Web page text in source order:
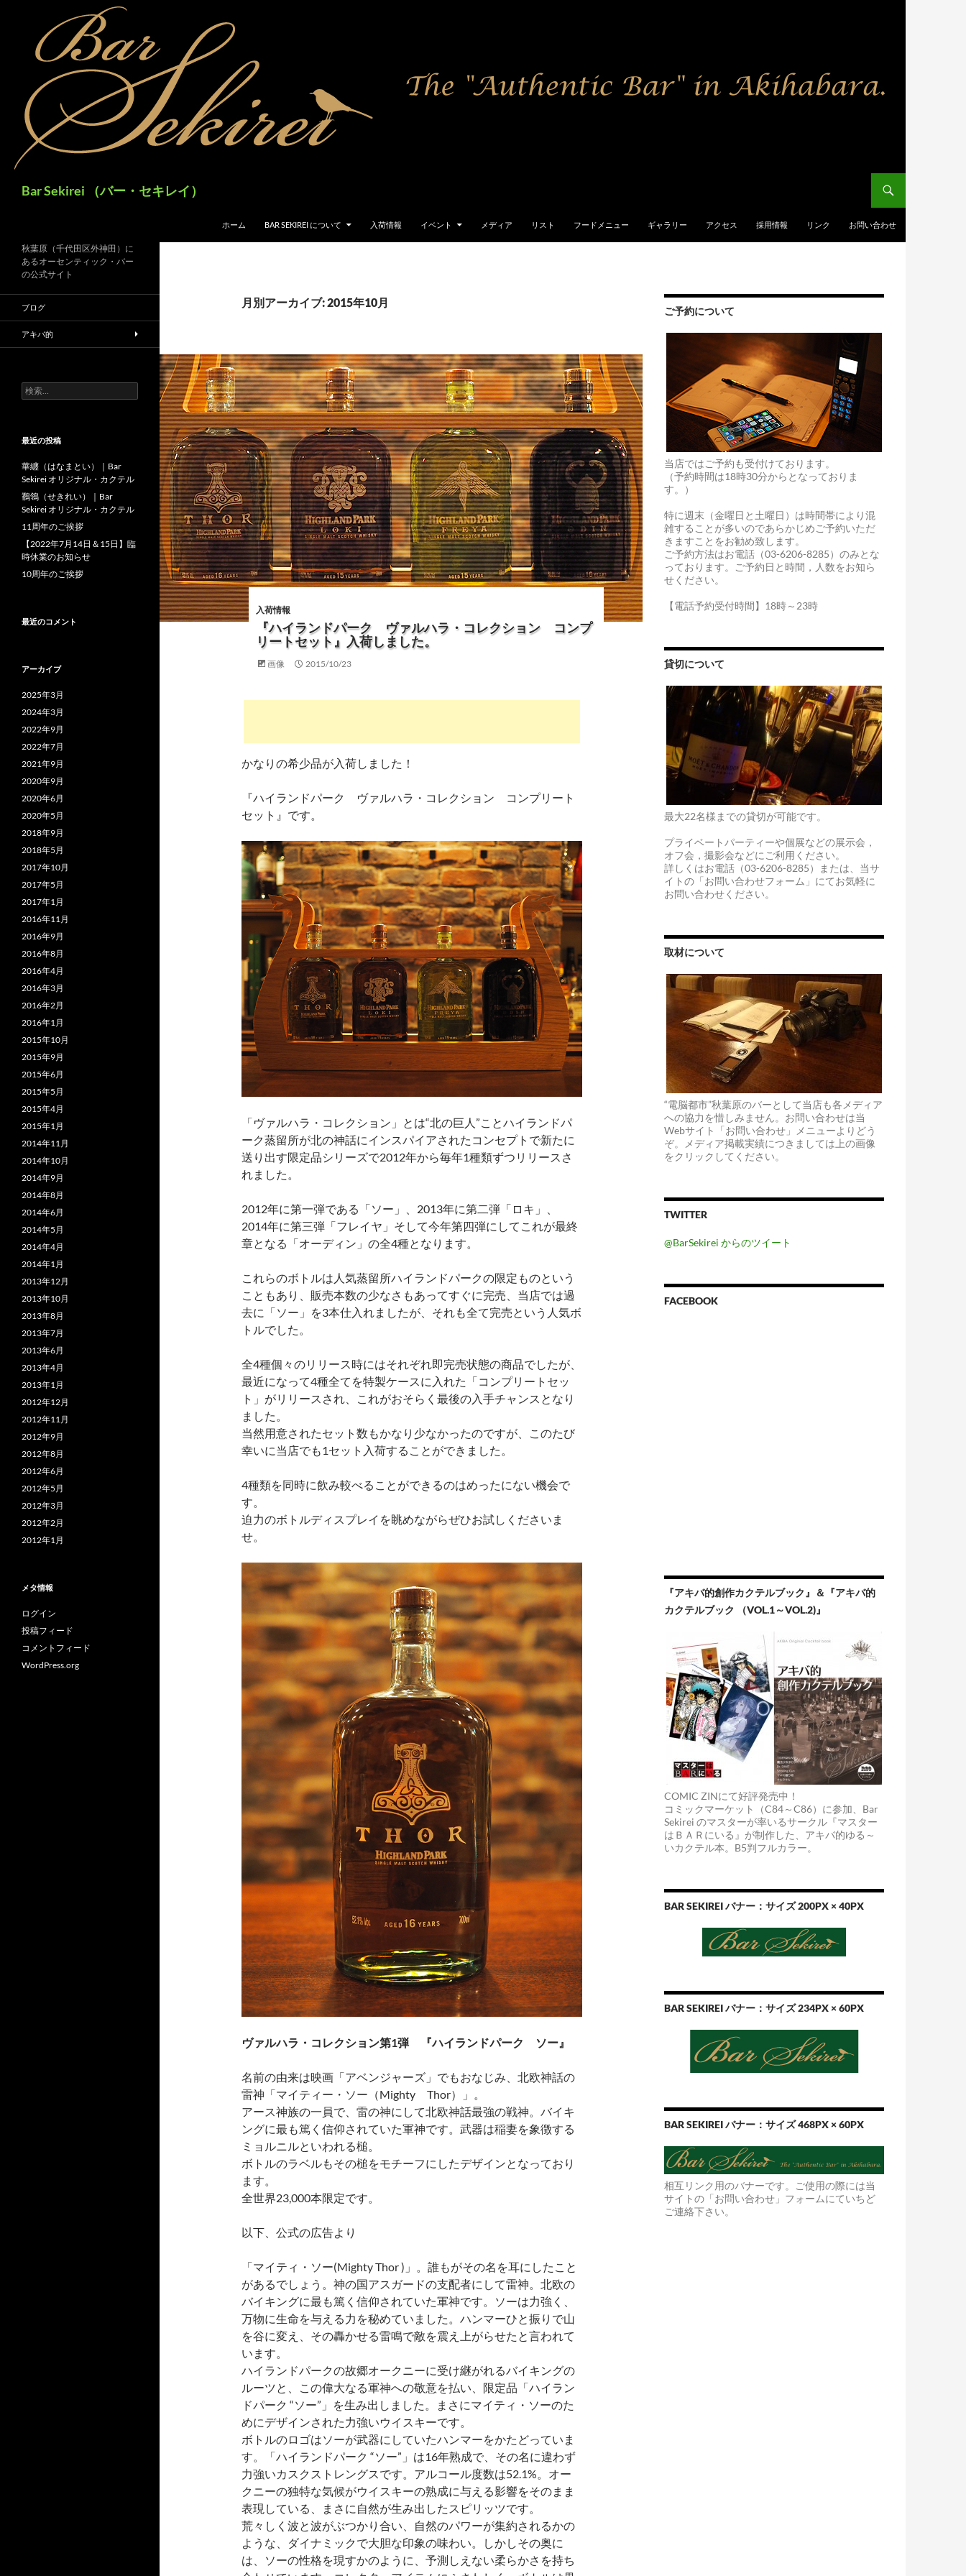
Bar Sekirei （バー・セキレイ）
ホーム
BAR SEKIREI について 入荷情報 イベント メディア リスト フードメニュー ギャラリー アクセス 採用情報 リンク お問い合わせ
月別アーカイブ: 2015年10月
入荷情報
『ハイランドパーク ヴァルハラ・コレクション コンプ
リートセット』入荷しました。
画像 2015/10/23
かなりの希少品が入荷しました！
『ハイランドパーク ヴァルハラ・コレクション コンプリート
セット』です。
「ヴァルハラ・コレクション」とは“北の巨人”ことハイランドパ
ーク蒸留所が北の神話にインスパイアされたコンセプトで新たに
送り出す限定品シリーズで2012年から毎年1種類ずつリリースさ
れました。
2012年に第一弾である「ソー」、2013年に第二弾「ロキ」、
2014年に第三弾「フレイヤ」そして今年第四弾にしてこれが最終
章となる「オーディン」の全4種となります。
これらのボトルは人気蒸留所ハイランドパークの限定ものという
こともあり、販売本数の少なさもあってすぐに完売、当店では過
去に「ソー」を3本仕入れましたが、それも全て完売という人気ボ
トルでした。
全4種個々のリリース時にはそれぞれ即完売状態の商品でしたが、
最近になって4種全てを特製ケースに入れた「コンプリートセッ
ト」がリリースされ、これがおそらく最後の入手チャンスとなり
ました。
当然用意されたセット数もかなり少なかったのですが、このたび
幸いに当店でも1セット入荷することができました。
4種類を同時に飲み較べることができるのはめったにない機会で
す。
迫力のボトルディスプレイを眺めながらぜひお試しくださいま
せ。
ヴァルハラ・コレクション第1弾 『ハイランドパーク ソー』
名前の由来は映画「アベンジャーズ」でもおなじみ、北欧神話の
雷神「マイティー・ソー（Mighty Thor）」。
アース神族の一員で、雷の神にして北欧神話最強の戦神。バイキ
ングに最も篤く信仰されていた軍神です。武器は稲妻を象徴する
ミョルニルといわれる槌。
ボトルのラベルもその槌をモチーフにしたデザインとなっており
ます。
全世界23,000本限定です。
以下、公式の広告より
「マイティ・ソー(Mighty Thor )」。誰もがその名を耳にしたこと
があるでしょう。神の国アスガードの支配者にして雷神。北欧の
バイキングに最も篤く信仰されていた軍神です。ソーは力強く、
万物に生命を与える力を秘めていました。ハンマーひと振りで山
を谷に変え、その轟かせる雷鳴で敵を震え上がらせたと言われて
います。
ハイランドパークの故郷オークニーに受け継がれるバイキングの
ルーツと、この偉大なる軍神への敬意を払い、限定品「ハイラン
ドパーク “ソー”」を生み出しました。まさにマイティ・ソーのた
めにデザインされた力強いウイスキーです。
ボトルのロゴはソーが武器にしていたハンマーをかたどっていま
す。「ハイランドパーク “ソー”」は16年熟成で、その名に違わず
力強いカスクストレングスです。アルコール度数は52.1%。オー
クニーの独特な気候がウイスキーの熟成に与える影響をそのまま
表現している、まさに自然が生み出したスピリッツです。
荒々しく波と波がぶつかり合い、自然のパワーが集約されるかの
ような、ダイナミックで大胆な印象の味わい。しかしその奥に
は、ソーの性格を現すかのように、予測しえない柔らかさを持ち
ご予約について
当店ではご予約も受付けております。
（予約時間は18時30分からとなっておりま
す。）
特に週末（金曜日と土曜日）は時間帯により混
雑することが多いのであらかじめご予約いただ
きますことをお勧め致します。
ご予約方法はお電話（03-6206-8285）のみとな
っております。ご予約日と時間，人数をお知ら
せください。
【電話予約受付時間】18時～23時
貸切について
最大22名様までの貸切が可能です。
プライベートパーティーや個展などの展示会，
オフ会，撮影会などにご利用ください。
詳しくはお電話（03-6206-8285）または、当サ
イトの「お問い合わせフォーム」にてお気軽に
お問い合わせください。
取材について
“電脳都市”秋葉原のバーとして当店も各メディア
への協力を惜しみません。お問い合わせは当
Webサイト「お問い合わせ」メニューよりどう
ぞ。メディア掲載実績につきましては上の画像
をクリックしてください。
TWITTER
@BarSekirei からのツイート
FACEBOOK
『アキバ的創作カクテルブック』＆『アキバ的
カクテルブック （VOL.1～VOL.2)』
COMIC ZINにて好評発売中！
コミックマーケット（C84～C86）に参加、Bar
Sekirei のマスターが率いるサークル『マスター
はＢＡＲにいる』が制作した、アキバ的ゆる～
いカクテル本。B5判フルカラー。
BAR SEKIREI バナー：サイズ 200PX × 40PX
BAR SEKIREI バナー：サイズ 234PX × 60PX
BAR SEKIREI バナー：サイズ 468PX × 60PX
相互リンク用のバナーです。ご使用の際には当
サイトの「お問い合わせ」フォームにていちど
ご連絡下さい。
秋葉原（千代田区外神田）に
あるオーセンティック・バー
の公式サイト
ブログ
アキバ的
検
索:
最近の投稿
華纏（はなまとい）｜Bar
Sekirei オリジナル・カクテル
鶺鴒（せきれい）｜Bar
Sekirei オリジナル・カクテル
11周年のご挨拶
【2022年7月14日＆15日】臨
時休業のお知らせ
10周年のご挨拶
最近のコメント
アーカイブ
2025年3月
2024年3月
2022年9月
2022年7月
2021年9月
2020年9月
2020年6月
2020年5月
2018年9月
2018年5月
2017年10月
2017年5月
2017年1月
2016年11月
2016年9月
2016年8月
2016年4月
2016年3月
2016年2月
2016年1月
2015年10月
2015年9月
2015年6月
2015年5月
2015年4月
2015年1月
2014年11月
2014年10月
2014年9月
2014年8月
2014年6月
2014年5月
2014年4月
2014年1月
2013年12月
2013年10月
2013年8月
2013年7月
2013年6月
2013年4月
2013年1月
2012年12月
2012年11月
2012年9月
2012年8月
2012年6月
2012年5月
2012年3月
2012年2月
2012年1月
メタ情報
ログイン
投稿フィード
コメントフィード
WordPress.org